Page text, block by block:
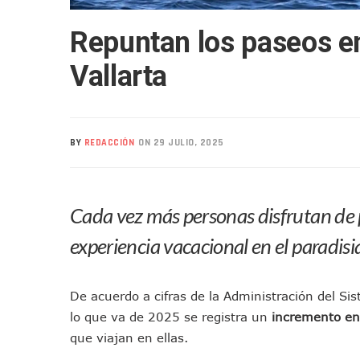
Arquitecto Luis Munguía
Semana Lluviosa Para
Voces Del Orgullo
En Vallarta, Todos Los
Jóvenes En Movimiento
En PV Encabezan
Pancho López; En La Mira
Muere Manolo Solo, Actor
Citan A Siete Integrantes
Repuntan los paseos
Vallarta
BY REDACCIÓN ON 29 JULIO, 2025
Cada vez más personas disfrutan
experiencia vacacional en el
De acuerdo a cifras de la Administración del
lo que va de 2025 se registra un incremento
que viajan en ellas.